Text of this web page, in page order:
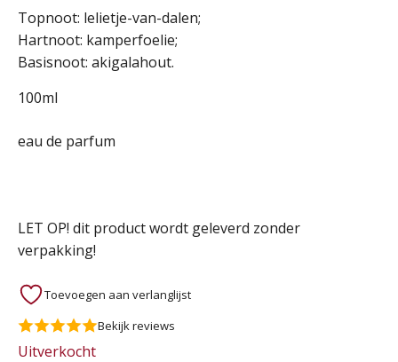
Topnoot: lelietje-van-dalen;
Hartnoot: kamperfoelie;
Basisnoot: akigalahout.
100ml
eau de parfum
LET OP! dit product wordt geleverd zonder
verpakking!
Toevoegen aan verlanglijst
Bekijk reviews
Uitverkocht